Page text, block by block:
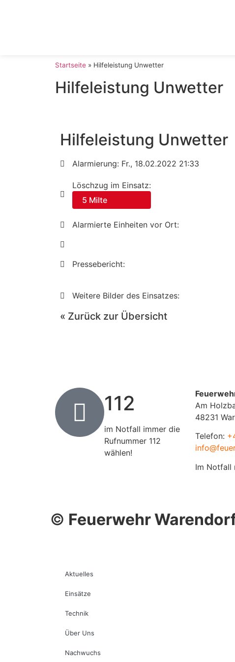
Startseite » Hilfeleistung Unwetter
Hilfeleistung Unwetter
Hilfeleistung Unwetter
Alarmierung: Fr., 18.02.2022 21:33
Löschzug im Einsatz:
5 Milte
Alarmierte Einheiten vor Ort:
Pressebericht:
Weitere Bilder des Einsatzes:
« Zurück zur Übersicht
112
im Notfall immer die
Rufnummer 112
wählen!
Am
48231
Telefon:
Im Notfall
© Feuerwehr
Aktuelles
Einsätze
Technik
Über Uns
Nachwuchs